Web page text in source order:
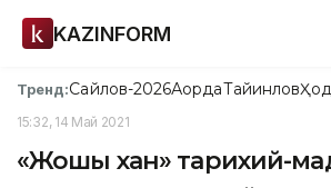
KAZINFORM
Тренд:Сайлов-2026АқордаТайинлов
15:32, 14 Май 2021
«Жошы хан» тарихий-